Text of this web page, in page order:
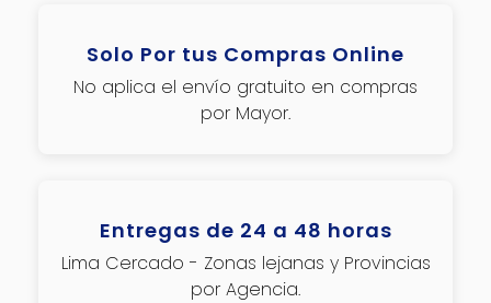
Solo Por tus Compras Online
No aplica el envío gratuito en compras
por Mayor.
Entregas de 24 a 48 horas
Lima Cercado - Zonas lejanas y Provincias
por Agencia.